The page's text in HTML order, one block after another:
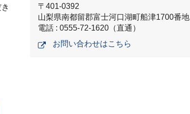
〒401-0392
山梨県南都留郡富士河口湖町船津1700番地
電話 : 0555-72-1620（直通）
お問い合わせはこちら